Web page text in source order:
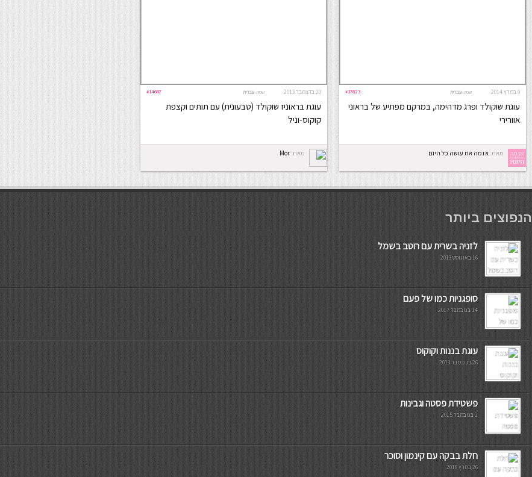
9 במרץ 2014 #17823 שפה: עברית
עוגת שוקולד ופרג מדהימה, במרקם מפתיע של בראוני
אוורירי
מאת: אז מה את עושה כל היום
23 בדצמבר 2013 #14687 שפה: עברית
עוגת בראוניז שוקולד (טבעונית) עם תותים וקצפת
קוקוס-וניל
מאת: Mor
мостбет кг
הנפוצים ביותר
לזניה בשרית עם רוטב בשמל
16 באוגוסט 2013
סופגניות כמו של פעם
14 בנובמבר 2017
עוגת בננות וקוקוס
26 בנובמבר 2013
פשטידת פסטה וגבינות
2 בנובמבר 2015
חלת בבקה עם קינמון וסוכר
26 במרץ 2018